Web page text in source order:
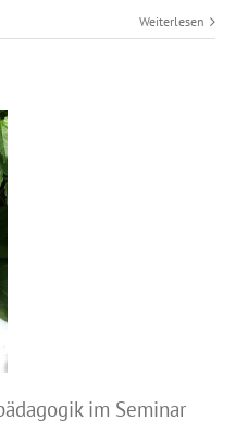
Weiterlesen
im Seminar